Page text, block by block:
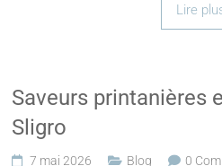
Lire
Saveurs printanières
Sligro
7 mai 2026 Blog 0